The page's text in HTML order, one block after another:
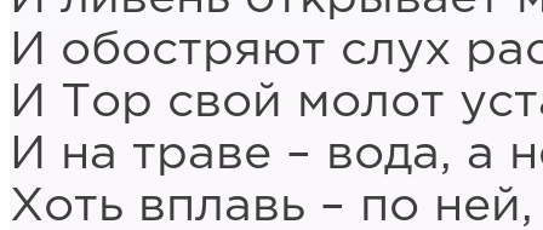
И обостряют слух
И Тор свой молот
И на траве – вода, а
Хоть вплавь – по